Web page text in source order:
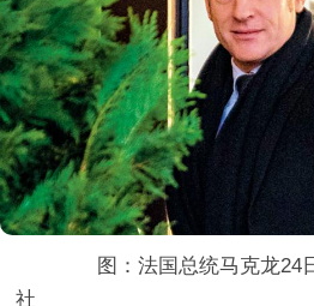
图：法国总统马克龙24
社